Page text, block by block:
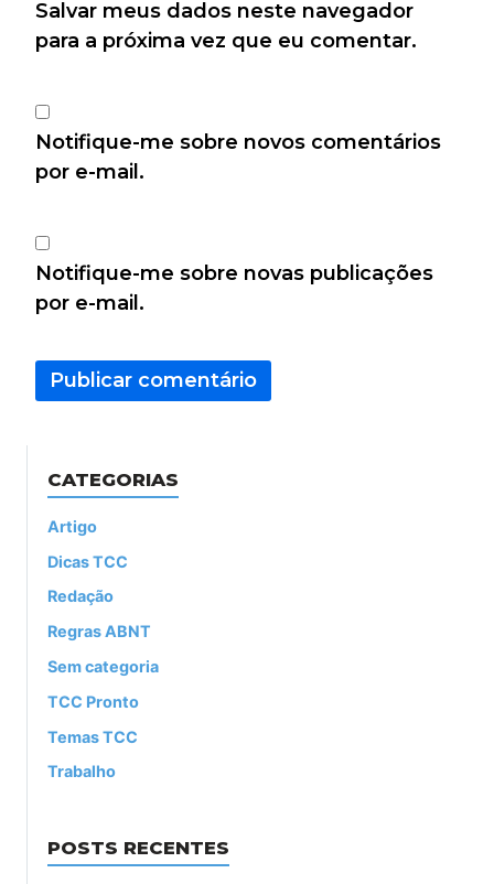
Salvar meus dados neste navegador
para a próxima vez que eu comentar.
Notifique-me sobre novos comentários
por e-mail.
Notifique-me sobre novas publicações
por e-mail.
CATEGORIAS
Artigo
Dicas TCC
Redação
Regras ABNT
Sem categoria
TCC Pronto
Temas TCC
Trabalho
POSTS RECENTES